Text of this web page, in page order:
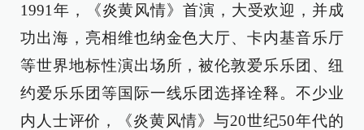
1991年，《炎黄风情》首演，大受欢迎，并成
功出海，亮相维也纳金色大厅、卡内基音乐厅
等世界地标性演出场所，被伦敦爱乐乐团、纽
约爱乐乐团等国际一线乐团选择诠释。不少业
内人士评价，《炎黄风情》与20世纪50年代的